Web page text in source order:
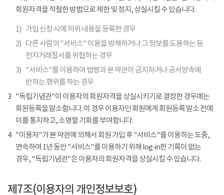
회원자격을 적절한 방법으로 제한 및 정지, 상실시킬 수 있습니다.
1) 가입 신청 시에 허위 내용을 등록한 경우
2) 다른 사람의 "서비스" 이용을 방해하거나 그 정보를 도용하는 등
전자거래질서를 위협하는 경우
3) "서비스"를 이용하여 법령과 본 약관이 금지하거나 공서양속에
반하는 행위를 하는 경우
3 "독립기념관"이 이용자의 회원자격을 상실시키기로 결정한 경우에는
회원등록을 말소합니다. 이 경우 이용자인 회원에게 회원등록 말소 전에
이를 통지하고, 소명할 기회를 부여합니다.
4
"이용자"가 본 약관에 의해서 회원 가입 후 "서비스"를 이용하는 도중,
연속하여 1년 동안 "서비스"를 이용하기 위해 log-in한 기록이 없는
경우, "독립기념관"은 이용자의 회원자격을 상실시킬 수 있습니다.
제7조(이용자의 개인정보보호)